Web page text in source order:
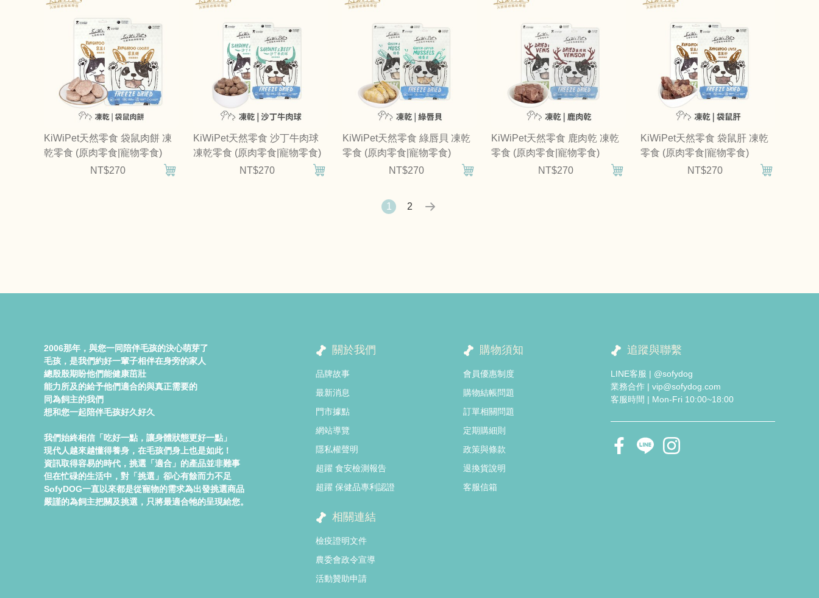
KiWiPet天然零食 袋鼠肉餅 凍
乾零食 (原肉零食|寵物零食)
NT$270
KiWiPet天然零食 沙丁牛肉球
凍乾零食 (原肉零食|寵物零食)
NT$270
KiWiPet天然零食 綠唇貝 凍乾
零食 (原肉零食|寵物零食)
NT$270
KiWiPet天然零食 鹿肉乾 凍乾
零食 (原肉零食|寵物零食)
NT$270
KiWiPet天然零食 袋鼠肝 凍乾
零食 (原肉零食|寵物零食)
NT$270
1 2
2006那年，與您一同陪伴毛孩的決心萌芽了
毛孩，是我們約好一輩子相伴在身旁的家人
總殷殷期盼他們能健康茁壯
能力所及的給予他們適合的與真正需要的
同為飼主的我們
想和您一起陪伴毛孩好久好久
我們始終相信「吃好一點，讓身體狀態更好一點」
現代人越來越懂得養身，在毛孩們身上也是如此！
資訊取得容易的時代，挑選「適合」的產品並非難事
但在忙碌的生活中，對「挑選」卻心有餘而力不足
SofyDOG一直以來都是從寵物的需求為出發挑選商品
嚴謹的為飼主把關及挑選，只將最適合牠的呈現給您。
關於我們
品牌故事
最新消息
門市據點
網站導覽
隱私權聲明
超躍 食安檢測報告
超躍 保健品專利認證
購物須知
會員優惠制度
購物結帳問題
訂單相關問題
定期購細則
政策與條款
退換貨說明
客服信箱
相關連結
檢疫證明文件
農委會政令宣導
活動贊助申請
追蹤與聯繫
LINE客服 | @sofydog
業務合作 | vip@sofydog.com
客服時間 | Mon-Fri 10:00~18:00